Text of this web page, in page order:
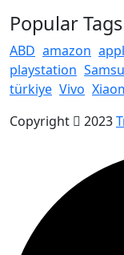
Popular Tags
ABD amazon
playstation
türkiye Vivo
Copyright
2023